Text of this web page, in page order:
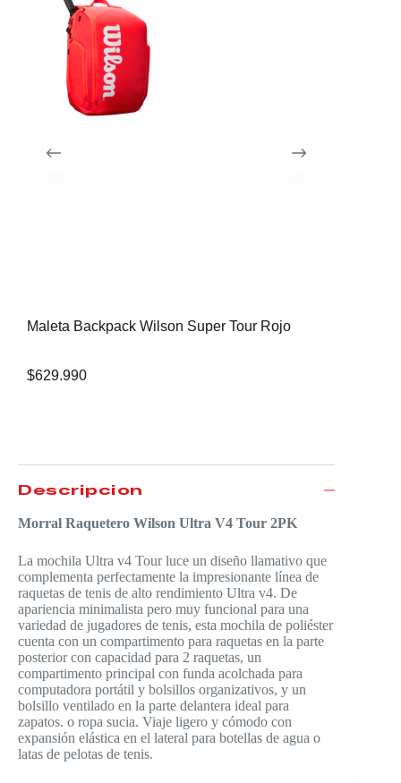
Maleta Backpack Wilson Super Tour Rojo
$629.990
Descripción
Morral Raquetero Wilson Ultra V4 Tour 2PK
La mochila Ultra v4 Tour luce un diseño llamativo que
complementa perfectamente la impresionante línea de
raquetas de tenis de alto rendimiento Ultra v4. De
apariencia minimalista pero muy funcional para una
variedad de jugadores de tenis, esta mochila de poliéster
cuenta con un compartimento para raquetas en la parte
posterior con capacidad para 2 raquetas, un
compartimento principal con funda acolchada para
computadora portátil y bolsillos organizativos, y un
bolsillo ventilado en la parte delantera ideal para
zapatos. o ropa sucia. Viaje ligero y cómodo con
expansión elástica en el lateral para botellas de agua o
latas de pelotas de tenis.